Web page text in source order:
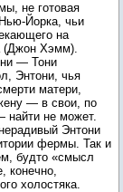
не готовая
Йорка, чьи
на
(Джон Хэмм).
— Тони
Энтони, чья
матери,
— в свои, по
найти не может.
Энтони
фермы. Так и
будто «смысл
конечно,
холостяка.